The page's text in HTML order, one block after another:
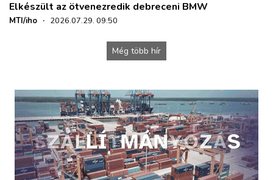
Elkészült az ötvenezredik debreceni BMW
MTI/iho · 2026.07.29. 09:50
Még több hír